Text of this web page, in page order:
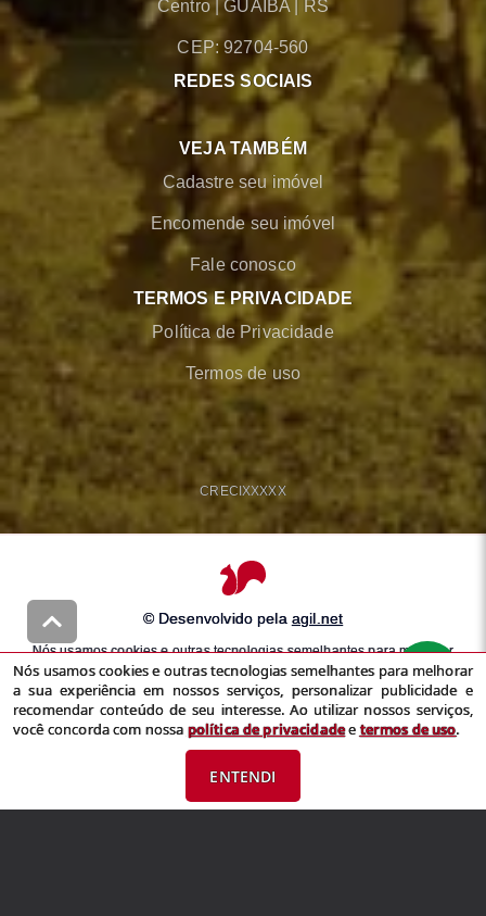
Centro |GUAIBA RS
CEP: 92704-560
REDES SOCIAIS
VEJA TAMBÉM
Cadastre seu imóvel
Encomende seu imóvel
Fale conosco
TERMOS E PRIVACIDADE
Política de Privacidade
Termos de uso
CRECIXXXXX
© Desenvolvido pela agil.net
Nós usamos cookies e outras tecnologias semelhantes para melhorar
a sua experiência em nossos serviços, personalizar publicidade e
recomendar conteúdo de seu interesse. Ao utilizar nossos serviços,
você concorda com nossapolítica de privacidadeetermos de uso
Nós usamos cookies e outras tecnologias semelhantes para melhorar
a sua experiência em nossos serviços, personalizar publicidade e
recomendar conteúdo de seu interesse. Ao utilizar nossos serviços,
você concorda com nossa política de privacidadeetermos de uso.
ENTENDI